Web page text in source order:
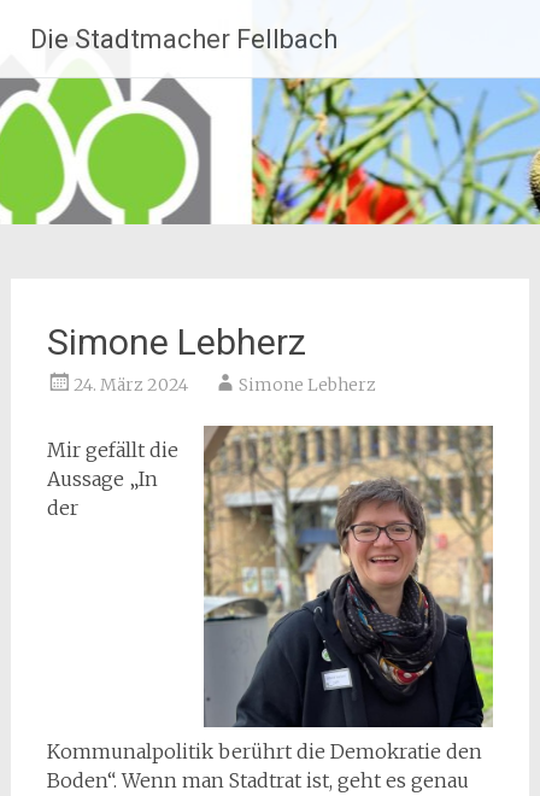
Inhalt
springen
Die Stadtmacher Fellbach
Simone Lebherz
24. März 2024 Simone Lebherz
Mir gefällt die
Aussage „In
der
Kommunalpolitik berührt die Demokratie den
Boden“. Wenn man Stadtrat ist, geht es genau